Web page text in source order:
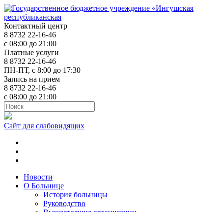
Контактный центр
8 8732 22-16-46
с 08:00 до 21:00
Платные услуги
8 8732 22-16-46
ПН-ПТ, с 8:00 до 17:30
Запись на прием
8 8732 22-16-46
с 08:00 до 21:00
Сайт для слабовидящих
Новости
О Больнице
История больницы
Руководство